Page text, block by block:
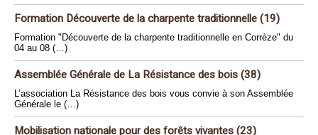
Formation Découverte de la charpente traditionnelle (19)
Formation "Découverte de la charpente traditionnelle en Corrèze" du
04 au 08 (…)
Assemblée Générale de La Résistance des bois (38)
L’association La Résistance des bois vous convie à son Assemblée
Générale le (…)
Mobilisation nationale pour des forêts vivantes (23)